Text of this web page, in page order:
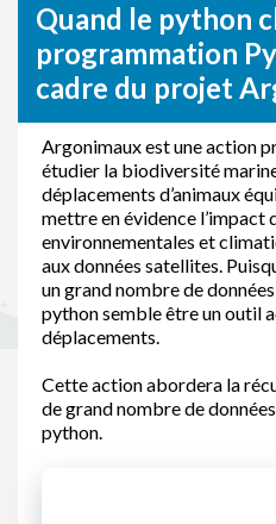
Quand le python
programmation
cadre du projet
Argonimaux est une action
étudier la biodiversité
déplacements d’animaux
mettre en évidence l’impact
environnementales et
aux données satellites.
un grand nombre de
python semble être un outil
déplacements.
Cette action abordera la
de grand nombre de
python.